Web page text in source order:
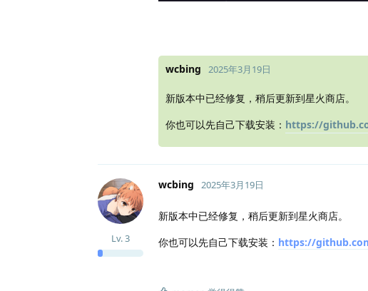
wcbing 2025年3月19日
新版本中已经修复，稍后更新到星火商店。
你也可以先自己下载安装： https://
wcbing
Lv.3
2025年3月19日
新版本中已经修复，稍后更新到星火商店。
你也可以先自己下载安装： https://